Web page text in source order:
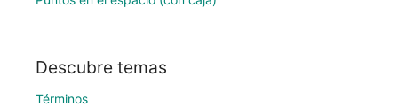
Descubre temas
Términos